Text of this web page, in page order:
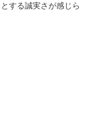
する誠実さが感じら